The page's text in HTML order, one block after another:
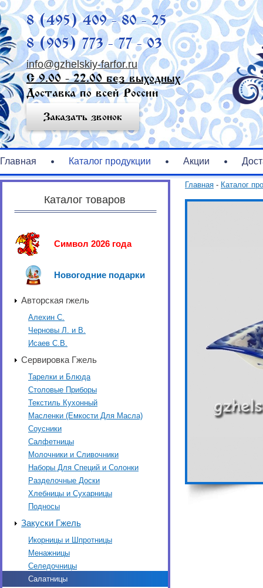
8 (495) 409 - 80 - 25
8 (905) 773 - 77 - 03
info@gzhelskiy-farfor.ru
С 9.00 - 22.00 без выходных
Доставка по всей России
Заказать звонок
Главная Каталог продукции Акции
Каталог товаров
Символ 2026 года
Новогодние подарки
Авторская гжель
Алехин С.
Черновы Л. и В.
Исаев С.В.
Сервировка Гжель
Тарелки и Блюда
Столовые Приборы
Текстиль Кухонный
Масленки (Емкости Для Масла)
Соусники
Салфетницы
Молочники и Сливочники
Наборы Для Специй и Солонки
Разделочные Доски
Хлебницы и Сухарницы
Подносы
Закуски Гжель
Икорницы и Шпротницы
Менажницы
Селедочницы
Салатницы
Главная - Каталог